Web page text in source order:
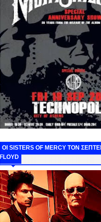
ΟΙ SISTERS OF MERCY ΤΟΝ
FLOYD